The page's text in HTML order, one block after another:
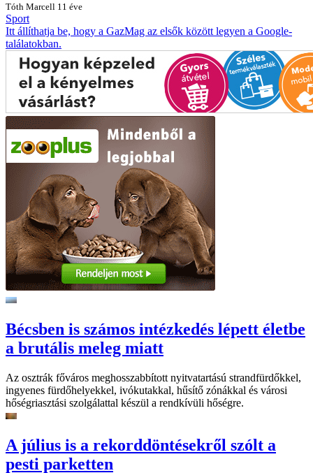
Tóth Marcell 11 éve
Sport
Itt állíthatja be, hogy a GazMag az elsők között legyen a Google-
találatokban.
Bécsben is számos intézkedés lépett életbe
a brutális meleg miatt
Az osztrák főváros meghosszabbított nyitvatartású strandfürdőkkel,
ingyenes fürdőhelyekkel, ivókutakkal, hűsítő zónákkal és városi
hőségriasztási szolgálattal készül a rendkívüli hőségre.
A július is a rekorddöntésekről szólt a
pesti parketten